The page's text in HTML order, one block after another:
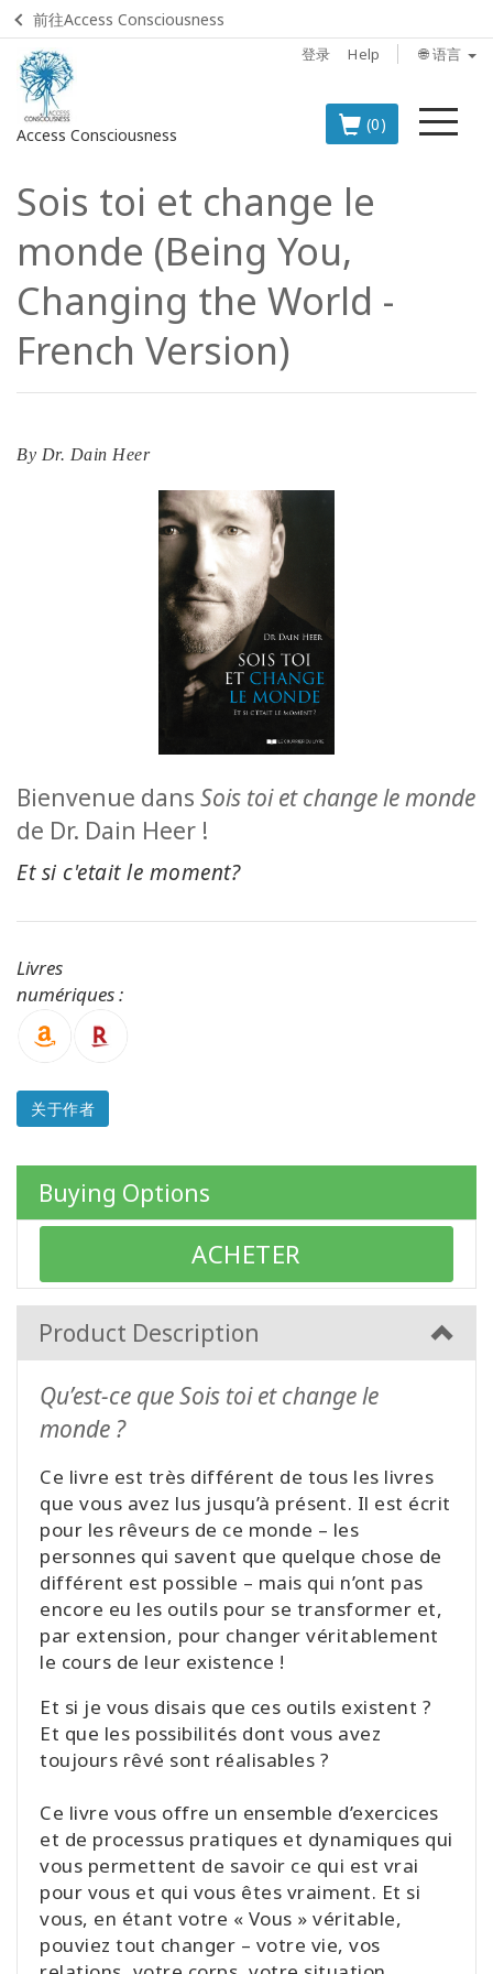
前往Access Consciousness
登录 Help 🌐 语言
Access Consciousness
菜
(0)
登
录
您
的
帐
户
主
题
查
作
以
语
言
分
的
产
WISHLIST
联
Sois toi et change le
monde (Being You,
Changing the World -
French Version)
By Dr. Dain Heer
Bienvenue dans Sois toi et change le monde
de Dr. Dain Heer !
Et si c'etait le moment?
Livres
numériques :
关于作者
Buying Options
ACHETER
Product Description
Qu’est-ce que Sois toi et change le
monde ?
Ce livre est très différent de tous les livres
que vous avez lus jusqu’à présent. Il est écrit
pour les rêveurs de ce monde – les
personnes qui savent que quelque chose de
différent est possible – mais qui n’ont pas
encore eu les outils pour se transformer et,
par extension, pour changer véritablement
le cours de leur existence !
Et si je vous disais que ces outils existent ?
Et que les possibilités dont vous avez
toujours rêvé sont réalisables ?
Ce livre vous offre un ensemble d’exercices
et de processus pratiques et dynamiques qui
vous permettent de savoir ce qui est vrai
pour vous et qui vous êtes vraiment. Et si
vous, en étant votre « Vous » véritable,
pouviez tout changer – votre vie, vos